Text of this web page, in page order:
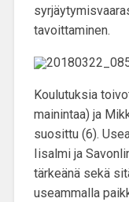
tavoittaminen.
Koulutuksia
mainintaa) ja
suosittu (6).
Iisalmi ja
tärkeänä sekä
useammalla